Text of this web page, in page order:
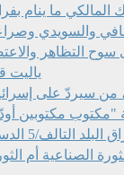
سوح التظاهر
ياليت
من سيردّ على
البلد التالف/5 الدستور‏
الصناعية أم